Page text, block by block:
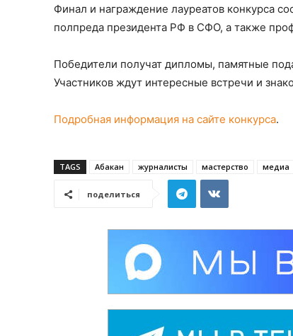
Финал и награждение лауреатов конкурса
полпреда президента РФ в СФО, а также
Победители получат дипломы, памятные
Участников ждут интересные встречи и
Подробная информация на сайте конкурса.
TAGS Абакан журналисты мастерство медиа
поделиться